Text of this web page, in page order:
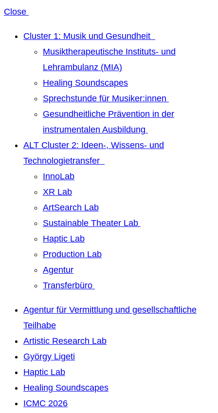
Close
Cluster 1: Musik und Gesundheit
Musiktherapeutische Instituts- und
Lehrambulanz (MIA)
Healing Soundscapes
Sprechstunde für Musiker:innen
Gesundheitliche Prävention in der
instrumentalen Ausbildung
ALT Cluster 2: Ideen-, Wissens- und
Technologietransfer
InnoLab
XR Lab
ArtSearch Lab
Sustainable Theater Lab
Haptic Lab
Production Lab
Agentur
Transferbüro
Agentur für Vermittlung und gesellschaftliche
Teilhabe
Artistic Research Lab
György Ligeti
Haptic Lab
Healing Soundscapes
ICMC 2026